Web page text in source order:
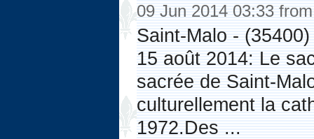
09 Jun 2014 03:33
Saint-Malo -
15 août 2014: Le
sacrée de Saint-
culturellement la
1972.Des ...